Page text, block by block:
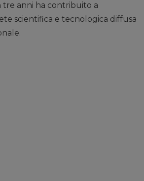
tre anni ha contribuito a
scientifica e tecnologica diffusa